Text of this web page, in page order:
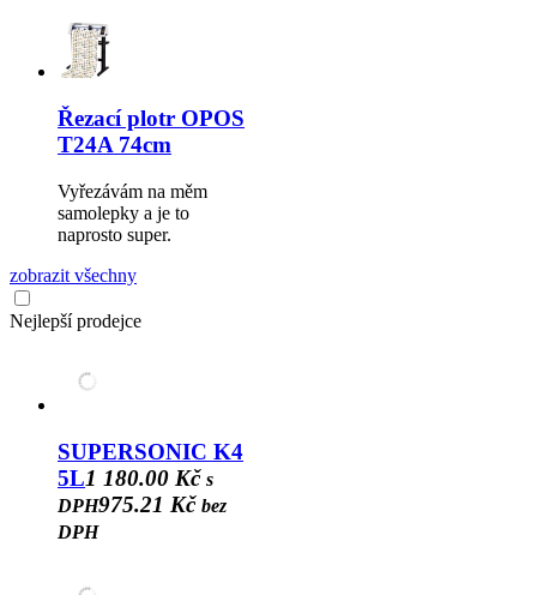
Řezací plotr OPOS
T24A 74cm
Vyřezávám na měm
samolepky a je to
naprosto super.
zobrazit všechny
Nejlepší prodejce
SUPERSONIC K4
5L1 180.00 Kč s
DPH975.21 Kč bez
DPH